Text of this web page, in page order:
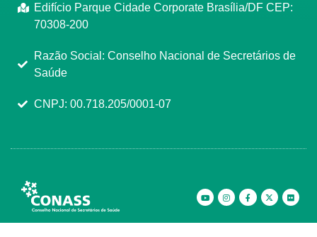
Edifício Parque Cidade Corporate Brasília/DF CEP:
70308-200
Razão Social: Conselho Nacional de Secretários de
Saúde
CNPJ: 00.718.205/0001-07